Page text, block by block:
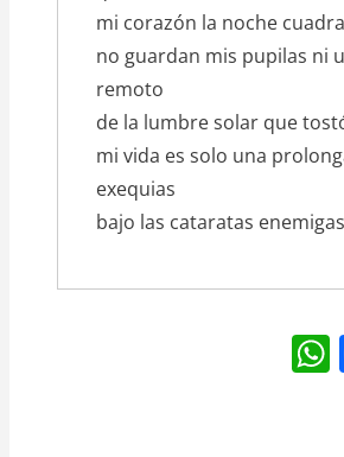
mi corazón la noche
no guardan mis pupilas ni
remoto
de la lumbre solar que
mi vida es solo una
exequias
bajo las cataratas